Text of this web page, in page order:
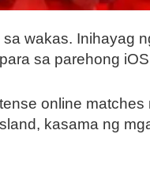
wakas. Inihayag
sa parehong
online
kasama ng